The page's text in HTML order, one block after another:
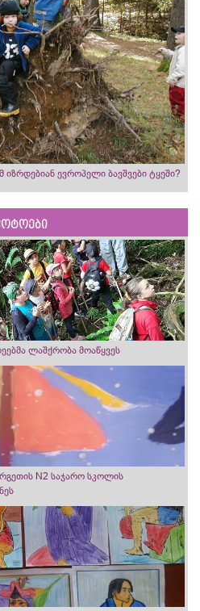
იზრდებიან ევროპელი ბავშვები ტყეში?
ლაშქრობა მოაწყვეს
N2 საჯარო სკოლის